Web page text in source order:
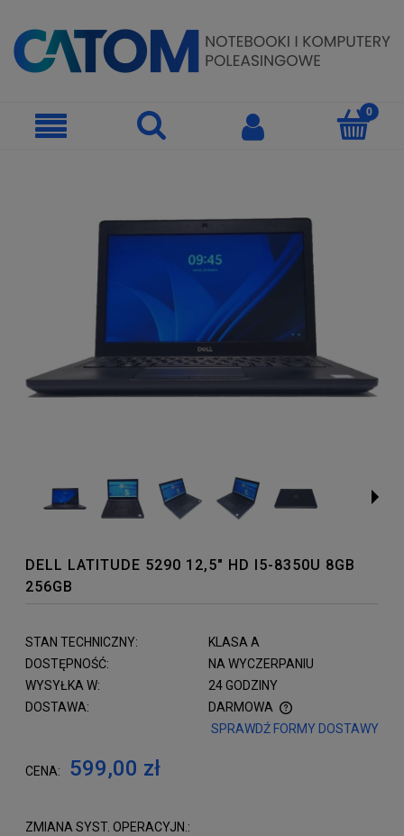
DELL LATITUDE 5290 12,5" HD I5-8350U 8GB
256GB
STAN TECHNICZNY:
KLASA A
DOSTĘPNOŚĆ:
NA WYCZERPANIU
WYSYŁKA W:
24 GODZINY
DOSTAWA:
DARMOWA
SPRAWDŹ FORMY DOSTAWY
CENA: 599,00 zł
ZMIANA SYST. OPERACYJN.: